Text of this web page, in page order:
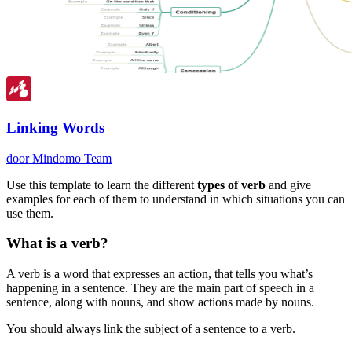
Linking Words
door Mindomo Team
Use this template to learn the different types of verb and give
examples for each of them to understand in which situations you can
use them.
What is a verb?
A verb is a word that expresses an action, that tells you what’s
happening in a sentence. They are the main part of speech in a
sentence, along with nouns, and show actions made by nouns.
You should always link the subject of a sentence to a verb.